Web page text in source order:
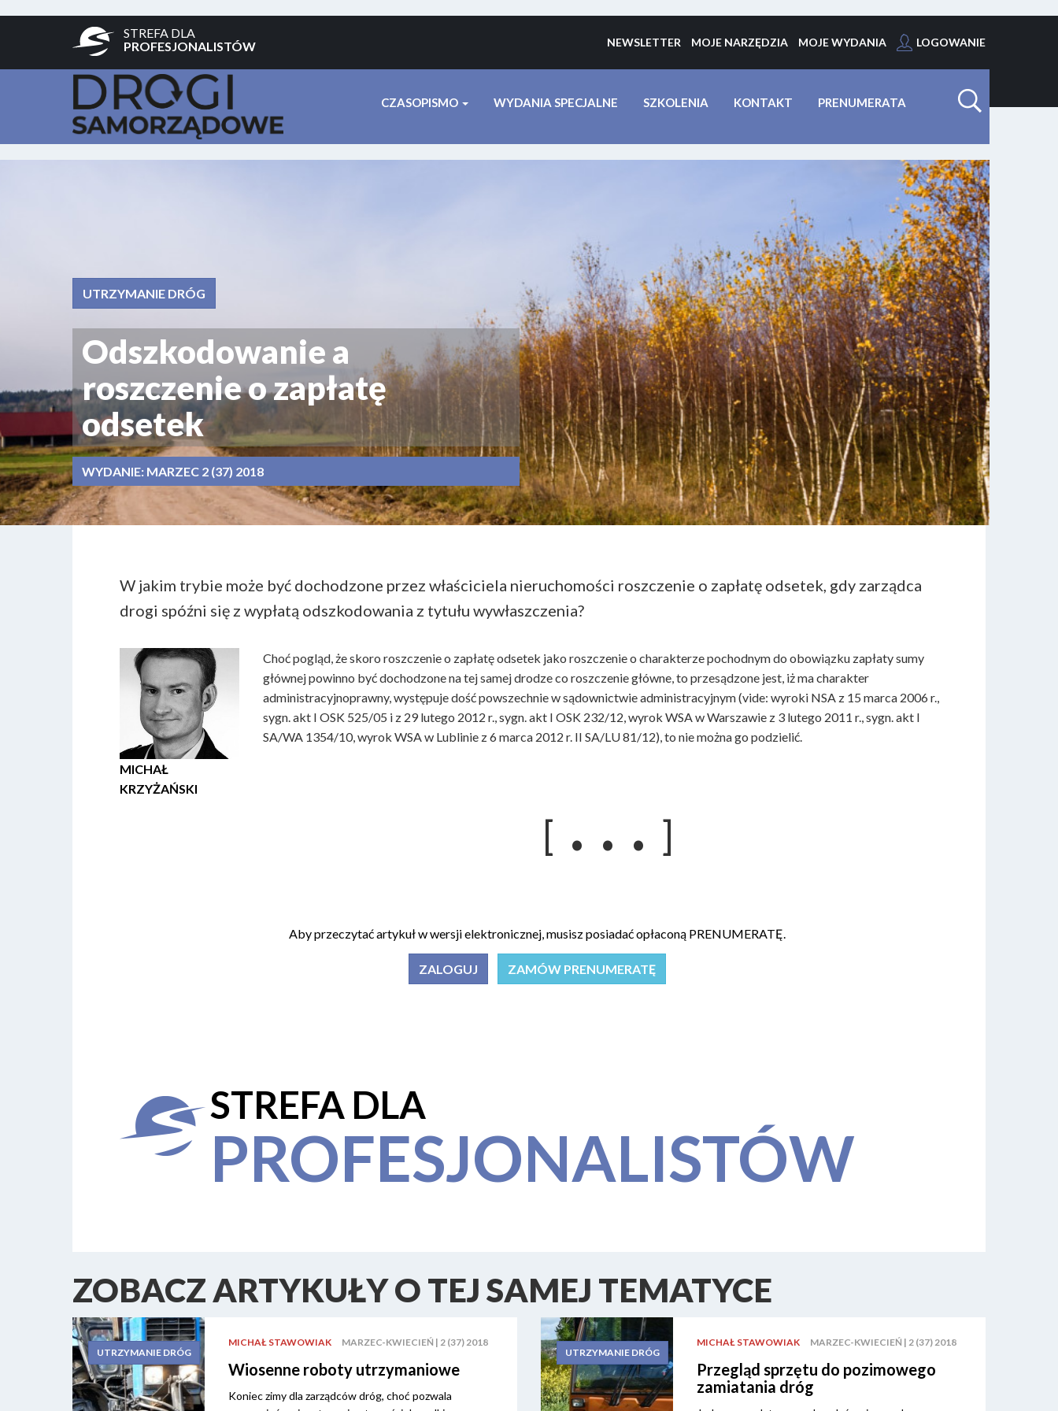
STREFA DLA
PROFESJONALISTÓW
NEWSLETTER MOJE NARZĘDZIA MOJE WYDANIA LOGOWANIE
CZASOPISMO WYDANIA SPECJALNE SZKOLENIA KONTAKT PRENUMERATA
UTRZYMANIE DRÓG
Odszkodowanie a
roszczenie o zapłatę
odsetek
WYDANIE: MARZEC 2 (37) 2018
W jakim trybie może być dochodzone przez właściciela nieruchomości roszczenie o zapłatę odsetek, gdy zarządca
drogi spóźni się z wypłatą odszkodowania z tytułu wywłaszczenia?
MICHAŁ
KRZYŻAŃSKI
Choć pogląd, że skoro roszczenie o zapłatę odsetek jako roszczenie o charakterze pochodnym do obowiązku zapłaty sumy
głównej powinno być dochodzone na tej samej drodze co roszczenie główne, to przesądzone jest, iż ma charakter
administracyjnoprawny, występuje dość powszechnie w sądownictwie administracyjnym (vide: wyroki NSA z 15 marca 2006 r.,
sygn. akt I OSK 525/05 i z 29 lutego 2012 r., sygn. akt I OSK 232/12, wyrok WSA w Warszawie z 3 lutego 2011 r., sygn. akt I
SA/WA 1354/10, wyrok WSA w Lublinie z 6 marca 2012 r. II SA/LU 81/12), to nie można go podzielić.
[ . . . ]
Aby przeczytać artykuł w wersji elektronicznej, musisz posiadać opłaconą PRENUMERATĘ.
ZALOGUJ ZAMÓW PRENUMERATĘ
STREFA DLA
PROFESJONALISTÓW
ZOBACZ ARTYKUŁY O TEJ SAMEJ TEMATYCE
UTRZYMANIE DRÓG
MICHAŁ STAWOWIAK MARZEC-KWIECIEŃ | 2 (37) 2018
Wiosenne roboty utrzymaniowe
Koniec zimy dla zarządców dróg, choć pozwala
UTRZYMANIE DRÓG
MICHAŁ STAWOWIAK MARZEC-KWIECIEŃ | 2 (37) 2018
Przegląd sprzętu do pozimowego
zamiatania dróg